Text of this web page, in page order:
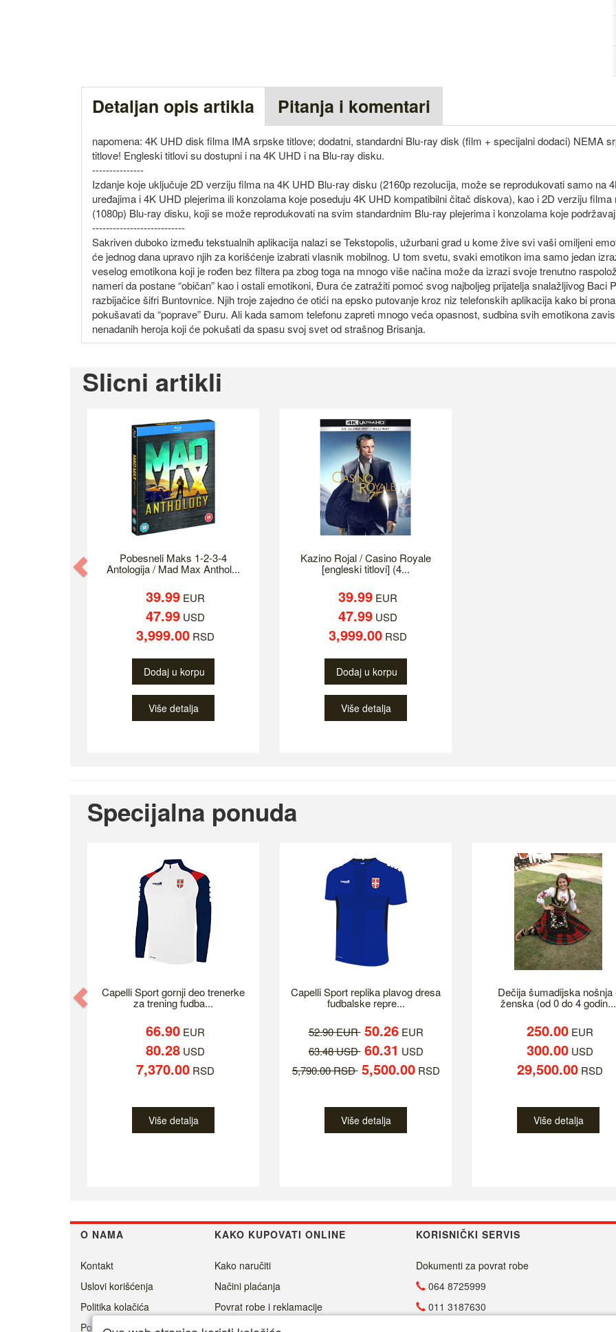
Detaljan opis artikla Pitanja i komentari
napomena: 4K UHD disk filma IMA srpske titlove; dodatni, standardni Blu-ray disk (film + specijalni dodaci) NEMA
titlove! Engleski titlovi su dostupni i na 4K UHD i na Blu-ray disku.
---------------
Izdanje koje uključuje 2D verziju filma na 4K UHD Blu-ray disku (2160p rezolucija, može se reprodukovati samo na
uređajima i 4K UHD plejerima ili konzolama koje poseduju 4K UHD kompatibilni čitač diskova), kao i 2D verziju filma
(1080p) Blu-ray disku, koji se može reprodukovati na svim standardnim Blu-ray plejerima i konzolama koje
---------------------------
Sakriven duboko između tekstualnih aplikacija nalazi se Tekstopolis, užurbani grad u kome žive svi vaši omiljeni
će jednog dana upravo njih za korišćenje izabrati vlasnik mobilnog. U tom svetu, svaki emotikon ima samo jedan
veselog emotikona koji je rođen bez filtera pa zbog toga na mnogo više načina može da izrazi svoje trenutno
nameri da postane “običan” kao i ostali emotikoni, Đura će zatražiti pomoć svog najboljeg prijatelja snalažljivog Baci
razbijačice šifri Buntovnice. Njih troje zajedno će otići na epsko putovanje kroz niz telefonskih aplikacija kako bi
pokušavati da “poprave” Đuru. Ali kada samom telefonu zapreti mnogo veća opasnost, sudbina svih emotikona
nenadanih heroja koji će pokušati da spasu svoj svet od strašnog Brisanja.
Slicni artikli
Pobesneli Maks 1-2-3-4
Antologija / Mad Max Anthol...
39.99EUR
47.99USD
3,999.00RSD
Dodaj u korpu
Više detalja
Kazino Rojal / Casino Royale
[engleski titlovi] (4...
39.99EUR
47.99USD
3,999.00RSD
Dodaj u korpu
Više detalja
Previous
Specijalna ponuda
Capelli Sport gornji deo trenerke
za trening fudba...
66.90EUR
80.28USD
7,370.00RSD
Više detalja
Capelli Sport replika plavog dresa
fudbalske repre...
52.90 EUR 50.26EUR
63.48 USD 60.31 USD
5,790.00 RSD 5,500.00RSD
Više detalja
Dečija šumadijska nošnja
ženska (od 0 do 4 godin...
250.00 EUR
300.00 USD
29,500.00 RSD
Više detalja
Previous
O NAMA KAKO KUPOVATI ONLINE KORISNIČKI SERVIS
Kontakt
Uslovi korišćenja
Politika kolačića
Politika privatnosti
Kako naručiti
Načini plaćanja
Povrat robe i reklamacije
Isporuka
Dokumenti za povrat robe
064 8725999
011 3187630